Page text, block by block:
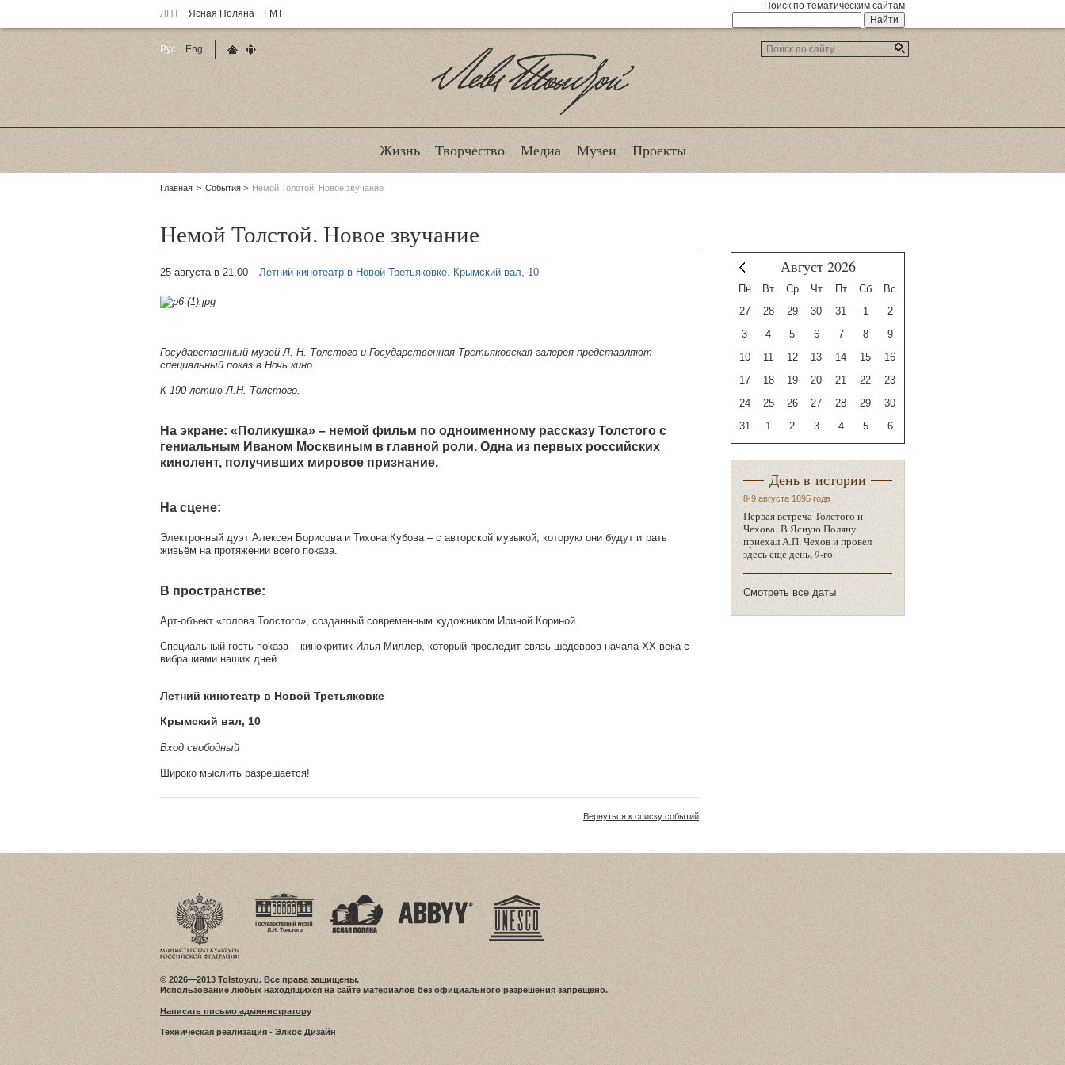
ЛНТ Ясная Поляна ГМТ
Поиск по тематическим сайтам
Лев Толстой
Жизнь Творчество Медиа Музеи Проекты
Родительские
Главная События Немой Толстой. Новое звучание
Немой Толстой. Новое звучание
25 августа в 21.00 Летний кинотеатр в Новой Третьяковке. Крымский вал, 10
Государственный музей Л. Н. Толстого и Государственная Третьяковская галерея представляют
специальный показ в Ночь кино.
К 190-летию Л.Н. Толстого.
На экране: «Поликушка» – немой фильм по одноименному рассказу Толстого с
гениальным Иваном Москвиным в главной роли. Одна из первых российских
кинолент, получивших мировое признание.
На сцене:
Электронный дуэт Алексея Борисова и Тихона Кубова – с авторской музыкой, которую они будут играть
живьём на протяжении всего показа.
В пространстве:
Арт-объект «голова Толстого», созданный современным художником Ириной Кориной.
Специальный гость показа – кинокритик Илья Миллер, который проследит связь шедевров начала XX века с
вибрациями наших дней.
Летний кинотеатр в Новой Третьяковке
Крымский вал, 10
Вход свободный
Широко мыслить разрешается!
Вернуться к списку событий
Август 2026
Пн Вт Ср Чт Пт Сб
Вс
27
28 29 30 31 1
2
3
4 5 6 7 8
9
10
11 12 13 14 15
16
17
18 19 20 21 22
23
24
25 26 27 28 29
30
31
1 2 3 4 5 6
День в истории
8-9 августа 1895 года
Первая встреча Толстого и
Чехова. В Ясную Поляну
приехал А.П. Чехов и провел
здесь еще день, 9-го.
Смотреть все даты
Рус
Eng
© 2026—2013 Tolstoy.ru. Все права защищены.
Использование любых находящихся на сайте материалов без официального разрешения запрещено.
Написать письмо администратору
Техническая реализация - Элкос Дизайн